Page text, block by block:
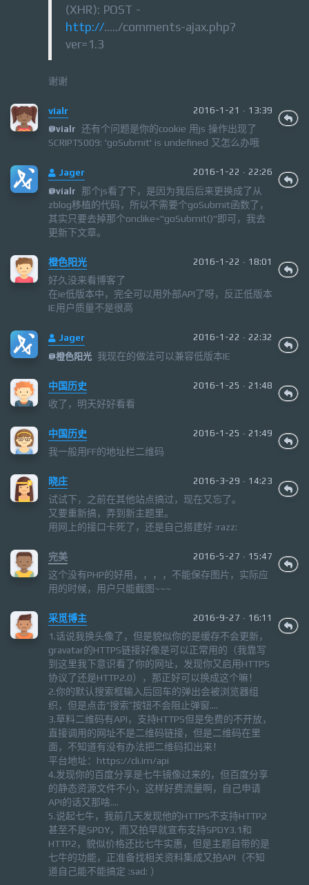
(XHR): POST -
http://...../comments-ajax.php?
ver=1.3
谢谢
vialr
2016-1-21 · 13:39
@vialr 还有个问题是你的cookie 用js 操作出现了
SCRIPT5009: 'goSubmit' is undefined 又怎么办哦
Jager
2016-1-22 · 22:26
@vialr
那个js看了下，是因为我后后来更换成了从
zblog移植的代码，所以不需要个goSubmit函数了，
其实只要去掉那个onclike="goSubmit()"即可，我去
更新下文章。
橙色阳光 2016-1-22 · 18:01
好久没来看博客了
在ie低版本中，完全可以用外部API了呀，反正低版本
IE用户质量不是很高
Jager
2016-1-22 · 22:32
@橙色阳光 我现在的做法可以兼容低版本IE
中国历史 2016-1-25 · 21:48
收了，明天好好看看
中国历史 2016-1-25 · 21:49
我一般用FF的地址栏二维码
晓庄 2016-3-29 · 14:23
试试下，之前在其他站点搞过，现在又忘了。
又要重新搞，弄到新主题里。
用网上的接口卡死了，还是自己搭建好 :razz:
完美 2016-5-27 · 15:47
这个没有PHP的好用，，，，不能保存图片，实际应
用的时候，用户只能截图~~~
采觅博主 2016-9-27 · 16:11
1.话说我换头像了，但是貌似你的是缓存不会更新，
gravatar的HTTPS链接好像是可以正常用的（我靠写
到这里我下意识看了你的网址，发现你又启用HTTPS
协议了还是HTTP2.0），那正好可以换成这个嘛！
2.你的默认搜索框输入后回车的弹出会被浏览器组
织，但是点击“搜索”按钮不会阻止弹窗....
3.草料二维码有API，支持HTTPS但是免费的不开放，
直接调用的网址不是二维码链接，但是二维码在里
面，不知道有没有办法把二维码扣出来！
平台地址：https://cli.im/api
4.发现你的百度分享是七牛镜像过来的，但百度分享
的静态资源文件不小，这样好费流量啊，自己申请
API的话又那啥....
5.说起七牛，我前几天发现他的HTTPS不支持HTTP2
甚至不是SPDY，而又拍早就宣布支持SPDY3.1和
HTTP2，貌似价格还比七牛实惠，但是主题自带的是
七牛的功能，正准备找相关资料集成又拍API（不知
道自己能不能搞定 :sad: ）